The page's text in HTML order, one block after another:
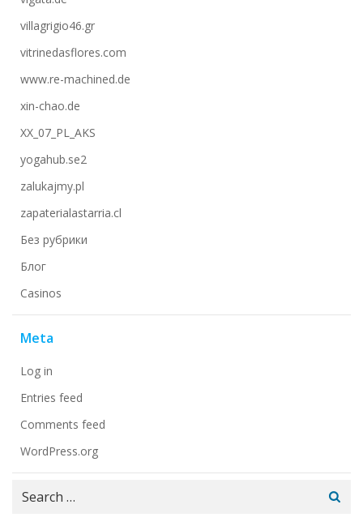
villagrigio46.gr
vitrinedasflores.com
www.re-machined.de
xin-chao.de
XX_07_PL_AKS
yogahub.se2
zalukajmy.pl
zapaterialastarria.cl
Без рубрики
Блог
Сasinos
Meta
Log in
Entries feed
Comments feed
WordPress.org
Search